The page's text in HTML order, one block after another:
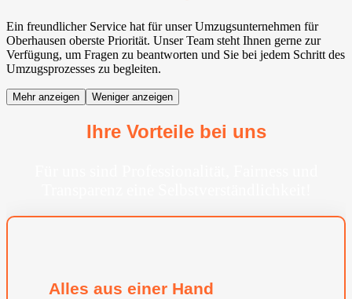
Ein freundlicher Service hat für unser Umzugsunternehmen für
Oberhausen oberste Priorität. Unser Team steht Ihnen gerne zur
Verfügung, um Fragen zu beantworten und Sie bei jedem Schritt des
Umzugsprozesses zu begleiten.
Mehr anzeigen Weniger anzeigen
Ihre Vorteile bei uns
Alles aus einer Hand